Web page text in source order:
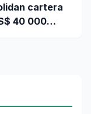
cartera
40 000